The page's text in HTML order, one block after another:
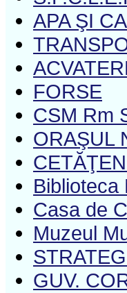
APA ŞI
FORSE
CSM Rm
ORAŞUL
Biblioteca
Casa de
Muzeul
GUV.